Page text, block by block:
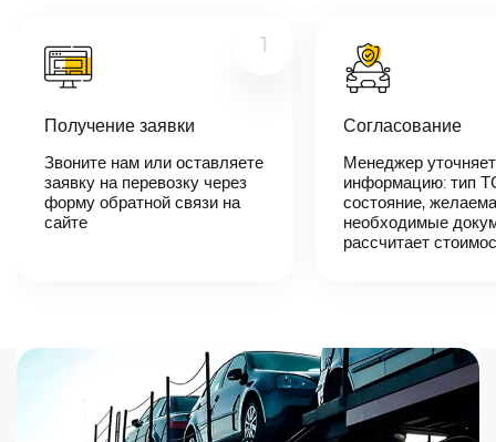
менеджер-
свяжется с
вами,
согласует
детали
автоперевозки,
1
Получение заявки
Звоните нам или оставляете
заявку на перевозку через
форму обратной связи на
сайте
Согласование
Менеджер уточняет
информацию: тип
состояние,
необходимые
рассчитает